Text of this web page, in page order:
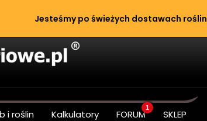
Jesteśmy po świeżych dostawach roślin
i roślin Kalkulatory FORUM
1
SKLEP